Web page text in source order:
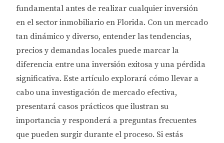
fundamental antes de realizar cualquier inversión
en el sector inmobiliario en Florida. Con un mercado
tan dinámico y diverso, entender las tendencias,
precios y demandas locales puede marcar la
diferencia entre una inversión exitosa y una pérdida
significativa. Este artículo explorará cómo llevar a
cabo una investigación de mercado efectiva,
presentará casos prácticos que ilustran su
importancia y responderá a preguntas frecuentes
que pueden surgir durante el proceso. Si estás